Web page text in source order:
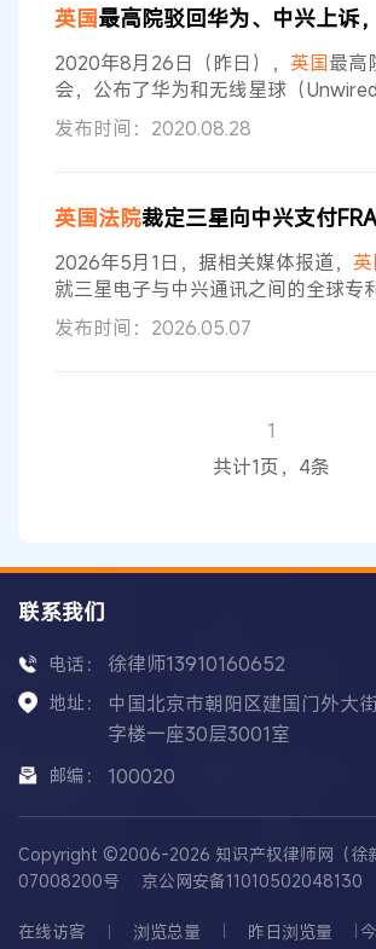
为更多诉讼目的地。 判决书扉页（来
法院） 这起备受关注的专利之战，始
英国最高院驳回华为、中兴上诉
2020年8月26日（昨日）， 英国最高
会，公布了华为和无线星球（Unwired
案，华为/中兴通讯和康文森（
终审判决。法院最终驳回了两案上诉
国法院具有管辖权，可以适当行使这
国家专利的有效性和侵权问题，应由
国家的法院
发布时间：2020.08.28
英国法院裁定三星向中兴支付FRAND利率
2026年5月1日，据相关媒体报道，
就三星电子与中兴通讯之间的全球专
出一审判决，裁定三星需向中兴一次
美元（约合人民币26.77亿元）的专利
出的裁决大相径庭。 此次纠纷的根源
议在2023年底到期
发布时间：2026.05.07
1
共计1页，4条
联系我们
电话： 徐律师13910160652
地址：
中国北京市朝阳区建国门外大
字楼一座30层3001室
邮编： 100020
Copyright ©2006-2026 知识产权律师网（徐
07008200号
京公网安备11010502048130
在线访客 浏览总量 昨日浏览量